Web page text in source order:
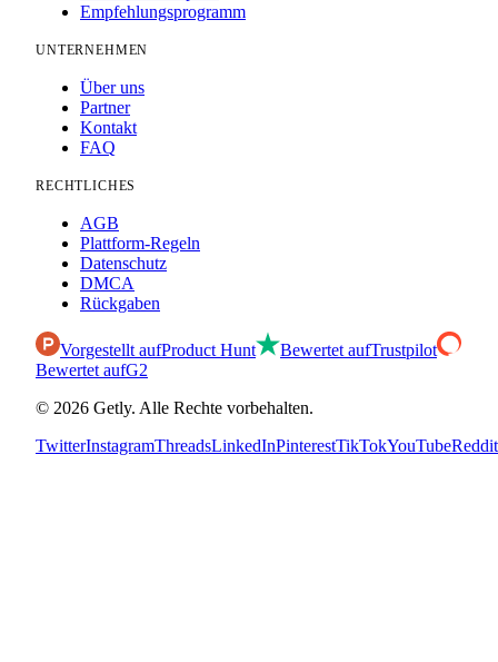
Empfehlungsprogramm
UNTERNEHMEN
Über uns
Partner
Kontakt
FAQ
RECHTLICHES
AGB
Plattform-Regeln
Datenschutz
DMCA
Rückgaben
Vorgestellt aufProduct Hunt Bewertet aufTrustpilot
Bewertet aufG2
© 2026 Getly. Alle Rechte vorbehalten.
TwitterInstagramThreadsLinkedInPinterestTikTokYouTubeReddit